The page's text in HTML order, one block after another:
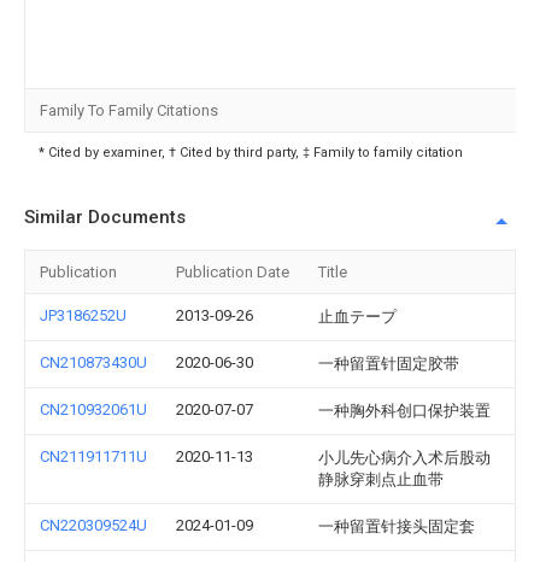
Family To Family Citations
* Cited by examiner, † Cited by third party, ‡ Family to family citation
Similar Documents
Publication Publication Date Title
JP3186252U 2013-09-26 止血テープ
CN210873430U 2020-06-30 一种留置针固定胶带
CN210932061U 2020-07-07 一种胸外科创口保护装置
CN211911711U 2020-11-13
小儿先心病介入术后股动
静脉穿刺点止血带
CN220309524U 2024-01-09 一种留置针接头固定套